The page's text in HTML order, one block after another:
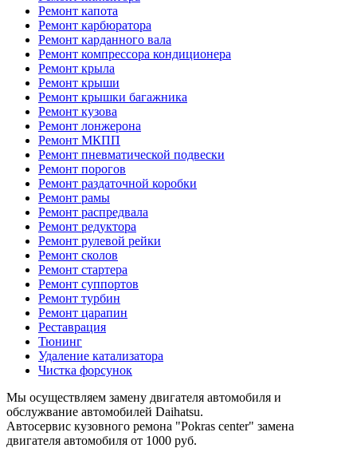
Ремонт капота
Ремонт карбюратора
Ремонт карданного вала
Ремонт компрессора кондиционера
Ремонт крыла
Ремонт крыши
Ремонт крышки багажника
Ремонт кузова
Ремонт лонжерона
Ремонт МКПП
Ремонт пневматической подвески
Ремонт порогов
Ремонт раздаточной коробки
Ремонт рамы
Ремонт распредвала
Ремонт редуктора
Ремонт рулевой рейки
Ремонт сколов
Ремонт стартера
Ремонт суппортов
Ремонт турбин
Ремонт царапин
Реставрация
Тюнинг
Удаление катализатора
Чистка форсунок
Мы осуществляем замену двигателя автомобиля и
обслужвание автомобилей Daihatsu.
Автосервис кузовного ремона "Pokras center" замена
двигателя автомобиля от 1000 руб.